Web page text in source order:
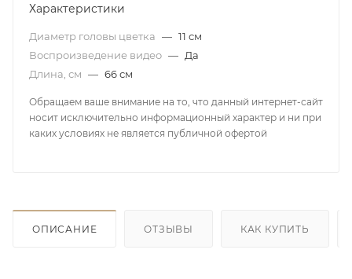
Характеристики
Диаметр головы цветка — 11 см
Воспроизведение видео — Да
Длина, см — 66 см
Обращаем ваше внимание на то, что данный интернет-сайт
носит исключительно информационный характер и ни при
каких условиях не является публичной офертой
ОПИСАНИЕ ОТЗЫВЫ КАК КУПИТЬ